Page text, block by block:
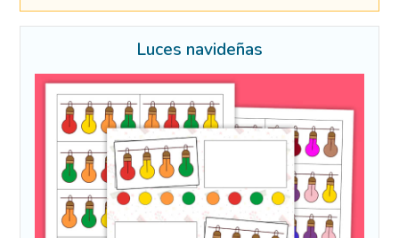
Luces navideñas